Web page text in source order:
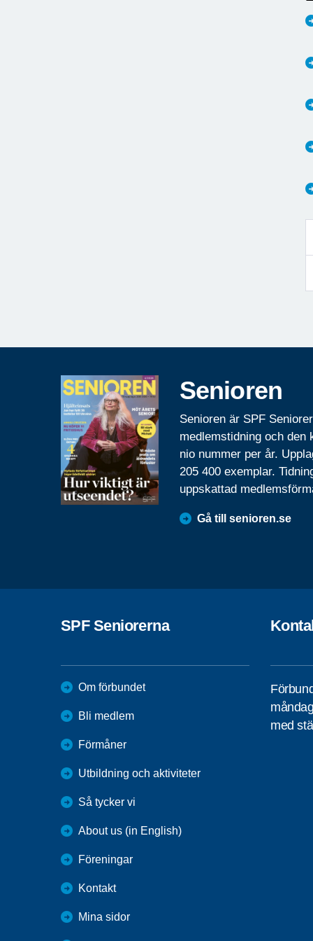
Senioren
Senioren är SPF
medlemstidning och den
nio nummer per år.
205 400 exemplar.
uppskattad
Gå till senioren.se
SPF Seniorerna
Om förbundet
Bli medlem
Förmåner
Utbildning och aktiviteter
Så tycker vi
About us (in English)
Föreningar
Kontakt
Mina sidor
med